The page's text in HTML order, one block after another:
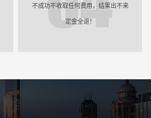
不成功不收取任何费用，结果出不来
定金全退！